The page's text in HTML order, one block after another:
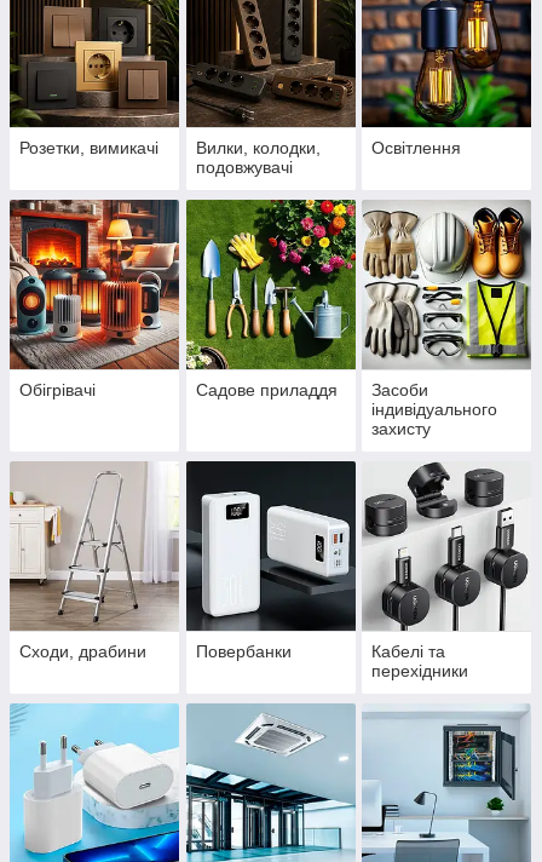
Розетки, вимикачі
Вилки, колодки,
подовжувачі
Освітлення
Обігрівачі Садове приладдя
Засоби
індивідуального
захисту
Сходи, драбини Повербанки
Кабелі та
перехідники